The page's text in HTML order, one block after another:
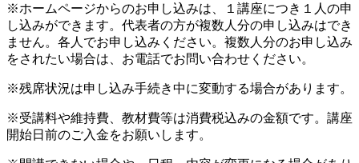
※ホームページからのお申し込みは、１講座につき１人の申
し込みができます。代表者の方が複数人分の申し込みはでき
ません。各人でお申し込みください。複数人分のお申し込み
をされたい場合は、お電話でお問い合わせください。
※残席状況は申し込み手続き中に変動する場合があります。
※受講料や維持費、教材費等は消費税込みの金額です。講座
開始日前のご入金をお願いします。